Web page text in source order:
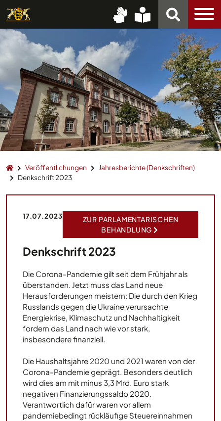
Veröffentlichungen
Jahresberichte (Denkschriften)
Denkschrift 2023
17.07.2023
ZUR PARLAMENTARISCHEN
BEHANDLUNG
Denkschrift 2023
Die Corona-Pandemie gilt seit dem Frühjahr als
überstanden. Jetzt muss das Land neue
Herausforderungen meistern: Die durch den Krieg
Russlands gegen die Ukraine verursachte
Energiekrise, Klimaschutz und Nachhaltigkeit
fordern das Land nach wie vor stark,
insbesondere finanziell.
Die Haushaltsjahre 2020 und 2021 waren von der
Corona-Pandemie geprägt. Besonders deutlich
wird dies am mit minus 3,3 Mrd. Euro stark
negativen Finanzierungssaldo 2020.
Verantwortlich dafür waren vor allem
pandemiebedingt rückläufige Steuereinnahmen